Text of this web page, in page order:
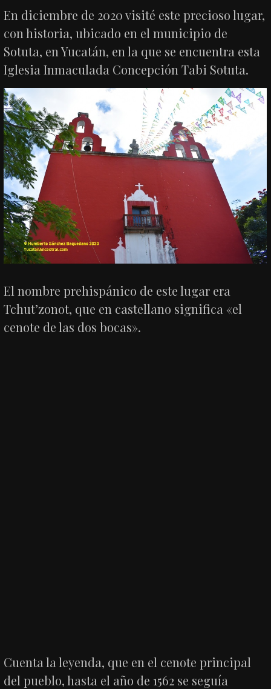
En diciembre de 2020 visité este precioso lugar,
con historia, ubicado en el municipio de
Sotuta, en Yucatán, en la que se encuentra esta
Iglesia Inmaculada Concepción Tabi Sotuta.
El nombre prehispánico de este lugar era
Tchut’zonot, que en castellano significa «el
cenote de las dos bocas».
Cuenta la leyenda, que en el cenote principal
del pueblo, hasta el año de 1562 se seguía